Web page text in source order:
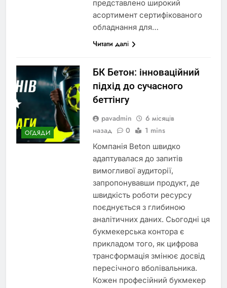
представлено широкий
асортимент сертифікованого
обладнання для…
Читати далі
ОГДЯДИ
БК Бетон: інноваційний
підхід до сучасного
беттінгу
pavadmin
6 місяців
назад
0 1 mins
Компанія Beton швидко
адаптувалася до запитів
вимогливої аудиторії,
запропонувавши продукт, де
швидкість роботи ресурсу
поєднується з глибиною
аналітичних даних. Сьогодні ця
букмекерська контора є
прикладом того, як цифрова
трансформація змінює досвід
пересічного вболівальника.
Кожен професійний букмекер